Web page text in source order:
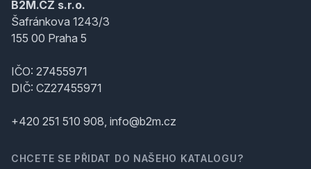
B2M.CZ s.r.o.
Šafránkova 1243/3
155 00 Praha 5
IČO: 27455971
DIČ: CZ27455971
+420 251 510 908, info@b2m.cz
CHCETE SE PŘIDAT DO NAŠEHO KATALOGU?